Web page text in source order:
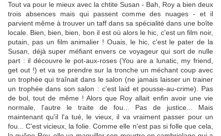
Tout va pour le mieux avec la chtite Susan - Bah, Roy a bien deux
trois absences mais qui passent comme des nuages - et il
parvient même à trouver un taff dans sa spécialité dans une boîte
locale. Bien, bien, bien, bon il est où alors le hic, c'est un film noir,
putain, pas un film animalier ! Ouais, le hic, c'est le pater de la
Susan, déjà super méfiant envers ce voyageur qui sort de nulle
part : il découvre le pot-aux-roses (You are a lunatic, my friend,
get out !) et va se prendre sur la tronche un méchant coup avec
un trophée qui traînait dans le salon (ne jamais laisser un trainer
un trophée dans son salon : c'est laid et pousse-au-crime). Pas
de bol, tout de même ! Alors que Roy allait enfin avoir une vie
normale, l'autre le traite de fou... Pas de justice... Mais
maintenant qu'il l'a tué, le vieux, il va vraiment passer pour un
fou... C'est vicieux, la folie. Comme elle n'est pas si folle que cela,